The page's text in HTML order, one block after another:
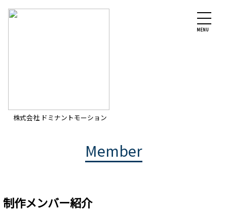
株式会社 ドミナントモーション
MENU
Member
制作メンバー紹介